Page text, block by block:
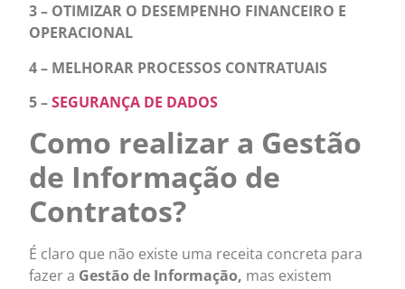
3 – OTIMIZAR O DESEMPENHO FINANCEIRO E
OPERACIONAL
4 – MELHORAR PROCESSOS CONTRATUAIS
5 –SEGURANÇA DE DADOS
Como realizar a Gestão
de Informação de
Contratos?
É claro que não existe uma receita concreta para
fazer a Gestão de Informação, mas existem